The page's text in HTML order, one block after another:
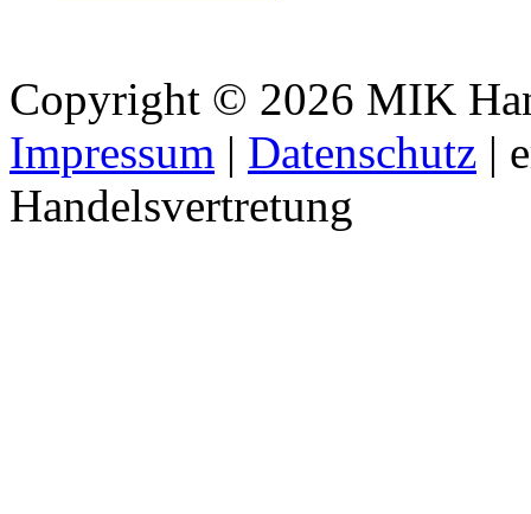
Copyright © 2026 MIK
Impressum | Datenschutz |
Handelsvertretung